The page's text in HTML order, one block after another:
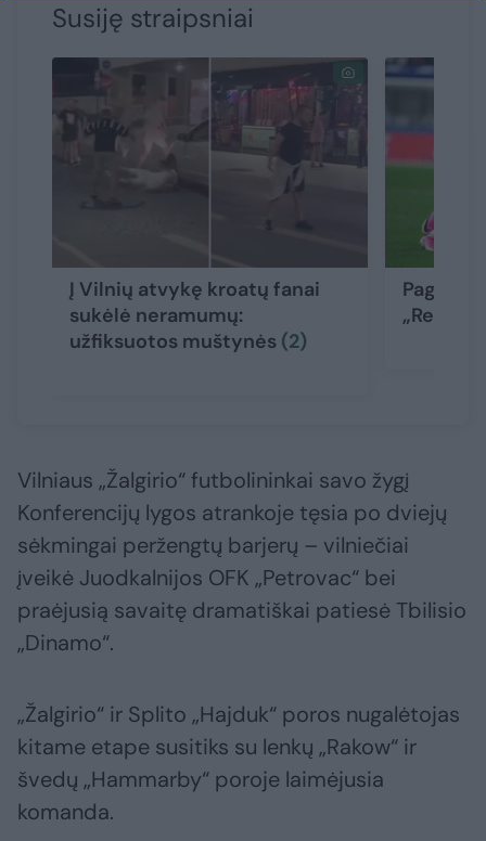
Susiję straipsniai
Į Vilnių atvykę kroatų fanai
sukėlė neramumų:
užfiksuotos muštynės (2)
„Real“
Vilniaus „Žalgirio“ futbolininkai savo žygį
Konferencijų lygos atrankoje tęsia po dviejų
sėkmingai peržengtų barjerų – vilniečiai
įveikė Juodkalnijos OFK „Petrovac“ bei
praėjusią savaitę dramatiškai patiesė Tbilisio
„Dinamo“.
„Žalgirio“ ir Splito „Hajduk“ poros nugalėtojas
kitame etape susitiks su lenkų „Rakow“ ir
švedų „Hammarby“ poroje laimėjusia
komanda.